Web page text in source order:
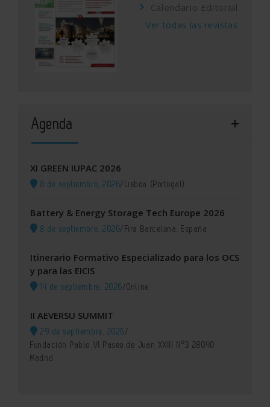
Calendario Editorial
Ver todas las revistas
Agenda
XI GREEN IUPAC 2026
8 de septiembre, 2026/Lisboa (Portugal)
Battery & Energy Storage Tech Europe 2026
8 de septiembre, 2026/Fira Barcelona, España
Itinerario Formativo Especializado para los OCS
y para las EICIS
14 de septiembre, 2026/Online
II AEVERSU SUMMIT
29 de septiembre, 2026/
Fundación Pablo VI Paseo de Juan XXIII Nº3 28040
Madrid